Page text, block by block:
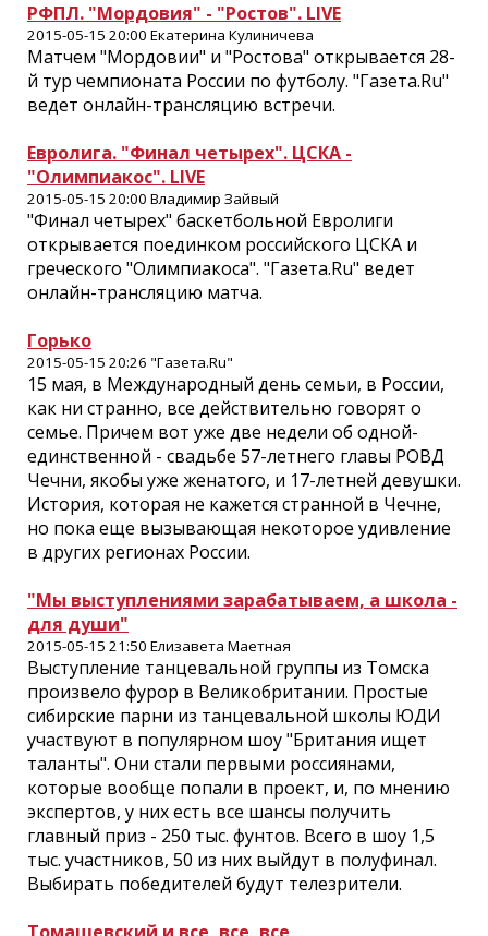
РФПЛ. "Мордовия" - "Ростов". LIVE
2015-05-15 20:00 Екатерина Кулиничева
Матчем "Мордовии" и "Ростова" открывается 28-
й тур чемпионата России по футболу. "Газета.Ru"
ведет онлайн-трансляцию встречи.
Евролига. "Финал четырех". ЦСКА -
"Олимпиакос". LIVE
2015-05-15 20:00 Владимир Зайвый
"Финал четырех" баскетбольной Евролиги
открывается поединком российского ЦСКА и
греческого "Олимпиакоса". "Газета.Ru" ведет
онлайн-трансляцию матча.
Горько
2015-05-15 20:26 "Газета.Ru"
15 мая, в Международный день семьи, в России,
как ни странно, все действительно говорят о
семье. Причем вот уже две недели об одной-
единственной - свадьбе 57-летнего главы РОВД
Чечни, якобы уже женатого, и 17-летней девушки.
История, которая не кажется странной в Чечне,
но пока еще вызывающая некоторое удивление
в других регионах России.
"Мы выступлениями зарабатываем, а школа -
для души"
2015-05-15 21:50 Елизавета Маетная
Выступление танцевальной группы из Томска
произвело фурор в Великобритании. Простые
сибирские парни из танцевальной школы ЮДИ
участвуют в популярном шоу "Британия ищет
таланты". Они стали первыми россиянами,
которые вообще попали в проект, и, по мнению
экспертов, у них есть все шансы получить
главный приз - 250 тыс. фунтов. Всего в шоу 1,5
тыс. участников, 50 из них выйдут в полуфинал.
Выбирать победителей будут телезрители.